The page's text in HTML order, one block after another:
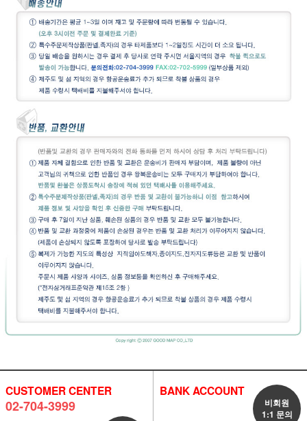
CUSTOMER CENTER
02-704-3999
BANK ACCOUNT
비회원
1:1 문의